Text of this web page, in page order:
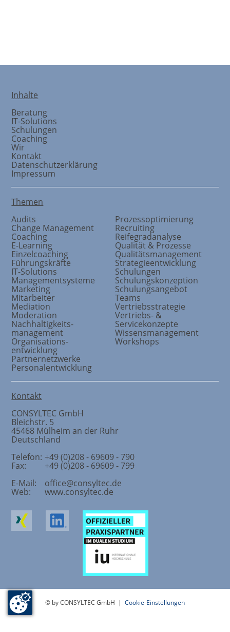
Inhalte
Beratung
IT-Solutions
Schulungen
Coaching
Wir
Kontakt
Datenschutzerklärung
Impressum
Themen
Audits
Change Management
Coaching
E-Learning
Einzelcoaching
Führungskräfte
IT-Solutions
Managementsysteme
Marketing
Mitarbeiter
Mediation
Moderation
Nachhaltigkeits-
management
Organisations-
entwicklung
Partnernetzwerke
Personalentwicklung
Prozessoptimierung
Recruiting
Reifegradanalyse
Qualität & Prozesse
Qualitätsmanagement
Strategieentwicklung
Schulungen
Schulungskonzeption
Schulungsangebot
Teams
Vertriebsstrategie
Vertriebs- &
Servicekonzepte
Wissensmanagement
Workshops
Kontakt
CONSYLTEC GmbH
Bleichstr. 5
45468 Mülheim an der Ruhr
Deutschland
Telefon: +49 (0)208 - 69609 - 790
Fax:
+49 (0)208 - 69609 - 799
E-Mail:
office@consyltec.de
Web: www.consyltec.de
© by CONSYLTEC GmbH | Cookie-Einstellungen